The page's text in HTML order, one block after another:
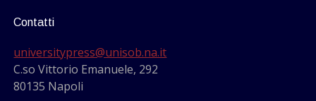
Contatti
universitypress@unisob.na.it
C.so Vittorio Emanuele, 292
80135 Napoli